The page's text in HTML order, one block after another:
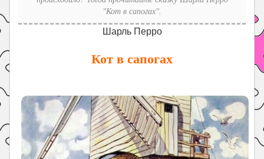
Поиск
"Кот в сапогах".
Шарль Перро
Кот в сапогах